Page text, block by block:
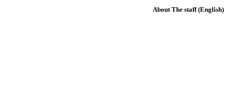
(English) About The staff